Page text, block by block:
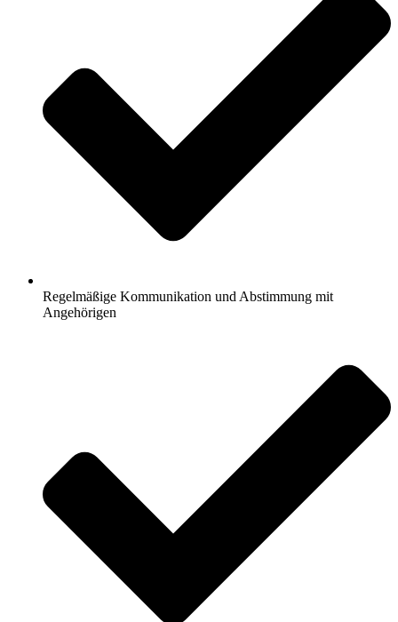
Regelmäßige Kommunikation und Abstimmung mit
Angehörigen